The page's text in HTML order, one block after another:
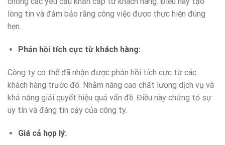
lòng tin và đảm bảo rằng công việc được thực hiện đúng
hẹn.
Phản hồi tích cực từ khách hàng:
Công ty có thể đã nhận được phản hồi tích cực từ các
khách hàng trước đó. Nhằm nâng cao chất lượng dịch vụ và
khả năng giải quyết hiệu quả vấn đề. Điều này chứng tỏ sự
uy tín và đáng tin cậy của công ty.
Giá cả hợp lý: